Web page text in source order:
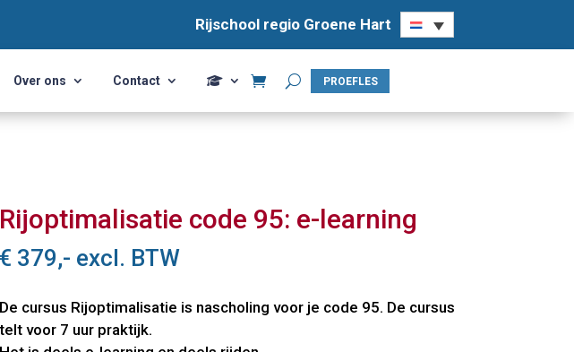
Rijschool regio Groene Hart
Rijschool regio Groene Hart
Over ons Contact PROEFLES
Over ons Contact PROEFLES
Rijoptimalisatie code 95: e-learning
€ 379,- excl. BTW
De cursus Rijoptimalisatie is nascholing voor je code 95. De cursus
telt voor 7 uur praktijk.